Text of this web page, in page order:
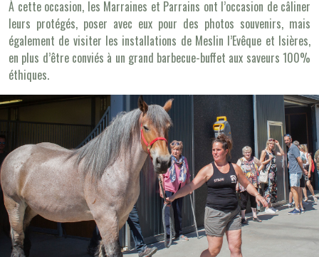
À cette occasion, les Marraines et Parrains ont l’occasion de câliner
leurs protégés, poser avec eux pour des photos souvenirs, mais
également de visiter les installations de Meslin l’Evêque et Isières,
en plus d’être conviés à un grand barbecue-buffet aux saveurs 100%
éthiques.